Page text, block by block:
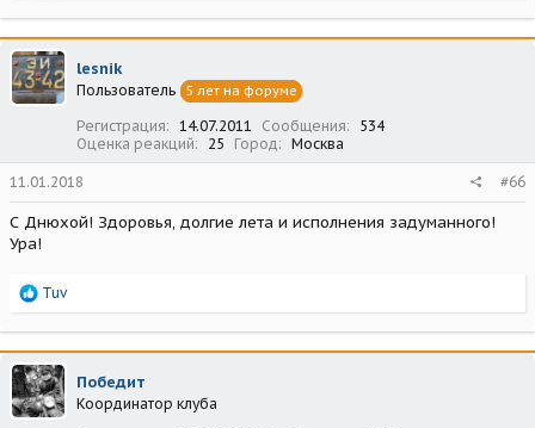
а
к
ц
и
и
lesnik
Пользователь 5 лет на форуме
Регистрация 14.07.2011 Сообщения
534
Оценка реакций
25 Город Москва
11.01.2018 #66
С Днюхой! Здоровья, долгие лета и исполнения задуманного!
Ура!
Р
а
к
ц
и
и
Tuv
Победит
Координатор клуба